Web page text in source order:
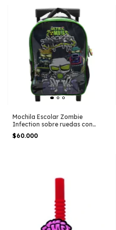
Mochila Escolar Zombie
Infection sobre ruedas con
carro
$60.000